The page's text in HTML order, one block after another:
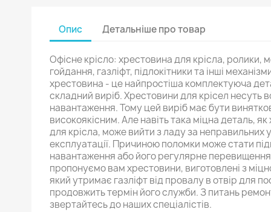
Опис Детальніше про товар
Офісне крісло: хрестовина для крісла, ролики,
гойдання, газліфт, підлокітники та інші
хрестовина - це найпростіша комплектуюча
складний виріб. Хрестовини для крісел несуть
навантаження. Тому цей виріб має бути
високоякісним. Але навіть така міцна деталь,
для крісла, може вийти з ладу за неправильних
експлуатації. Причиною поломки може стати
навантаження або його регулярне
пропонуємо вам хрестовини, виготовлені з
який утримає газліфт від провалу в отвір для
продовжить термін його служби. З питань
звертайтесь до наших спеціалістів.